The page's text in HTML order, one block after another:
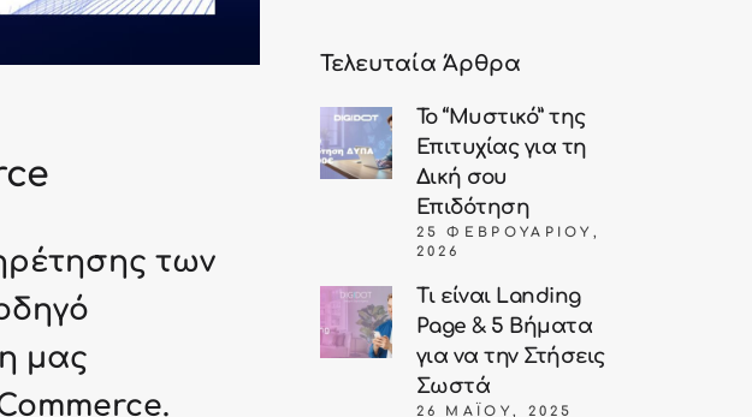
των
μας
Τελευταία Άρθρα
Το “Μυστικό” της
Επιτυχίας για τη
Δική σου
Επιδότηση
25 ΦΕΒΡΟΥΑΡΊΟΥ,
2026
Τι είναι Landing
Page & 5 Βήματα
για να την Στήσεις
Σωστά
26 ΜΑΪ́ΟΥ, 2025